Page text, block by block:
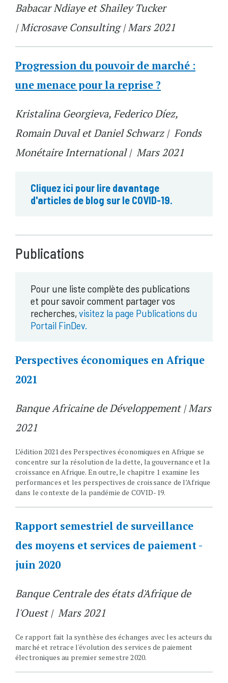
Babacar Ndiaye et Shailey Tucker
| Microsave Consulting | Mars 2021
Progression du pouvoir de marché :
une menace pour la reprise ?
Kristalina Georgieva, Federico Díez,
Romain Duval et Daniel Schwarz | Fonds
Monétaire International | Mars 2021
Cliquez ici pour lire davantage
d'articles de blog sur le COVID-19.
Publications
Pour une liste complète des publications
et pour savoir comment partager vos
recherches, visitez la page Publications du
Portail FinDev.
Perspectives économiques en Afrique
2021
Banque Africaine de Développement | Mars
2021
L’édition 2021 des Perspectives économiques en Afrique se
concentre sur la résolution de la dette, la gouvernance et la
croissance en Afrique. En outre, le chapitre 1 examine les
performances et les perspectives de croissance de l’Afrique
dans le contexte de la pandémie de COVID-19.
Rapport semestriel de surveillance
des moyens et services de paiement -
juin 2020
Banque Centrale des états d'Afrique de
l'Ouest | Mars 2021
Ce rapport fait la synthèse des échanges avec les acteurs du
marché et retrace l'évolution des services de paiement
électroniques au premier semestre 2020.